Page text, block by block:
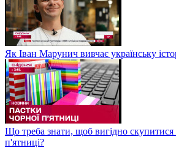
Як Іван Марунич вивчає українську
Що треба знати, щоб вигідно скупитися
п'ятниці?